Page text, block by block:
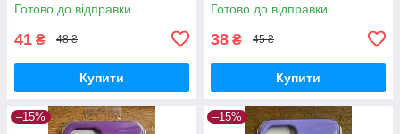
Готово до відправки
41 ₴ 48 ₴
Купити
Готово до відправки
38 ₴ 45 ₴
Купити
–15% –15%